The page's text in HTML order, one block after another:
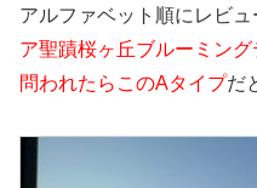
アルファベット順にレビュ
ア聖蹟桜ヶ丘ブルーミン
問われたらこのAタイプだ